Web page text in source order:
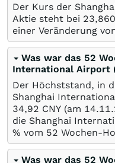
Der Kurs der
Aktie steht bei 23,860
einer Veränderung
Was war das 52
International Airport
Der Höchststand, in
Shanghai
34,92 CNY (am
die Shanghai
% vom 52 Wochen-
Was war das 52